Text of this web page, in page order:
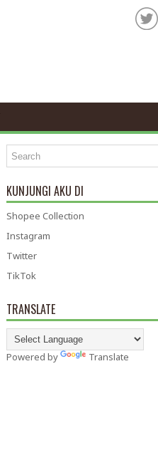
KUNJUNGI AKU DI
Shopee Collection
Instagram
Twitter
TikTok
TRANSLATE
Powered by Translate